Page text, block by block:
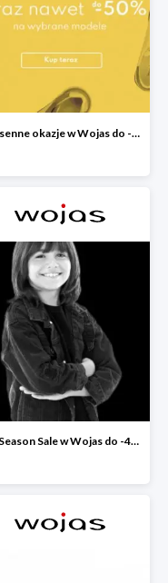
Wiosenne okazje w Wojas do -50%
Mid Season Sale w Wojas do -40%